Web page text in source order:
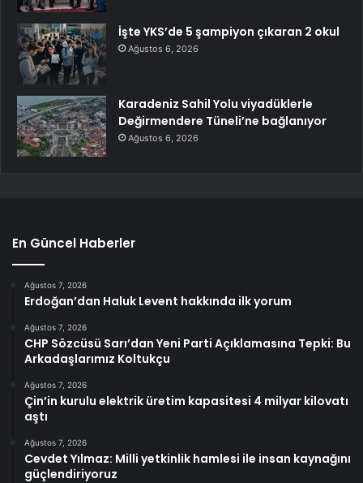
İşte YKS’de 5 şampiyon çıkaran 2 okul
Ağustos 6, 2026
Karadeniz Sahil Yolu viyadüklerle
Değirmendere Tüneli’ne bağlanıyor
Ağustos 6, 2026
En Güncel Haberler
Ağustos 7, 2026
Erdoğan’dan Haluk Levent hakkında ilk yorum
Ağustos 7, 2026
CHP Sözcüsü Sarı’dan Yeni Parti Açıklamasına Tepki: Bu
Arkadaşlarımız Koltukçu
Ağustos 7, 2026
Çin’in kurulu elektrik üretim kapasitesi 4 milyar kilovatı
aştı
Ağustos 7, 2026
Cevdet Yılmaz: Milli yetkinlik hamlesi ile insan kaynağını
güçlendiriyoruz